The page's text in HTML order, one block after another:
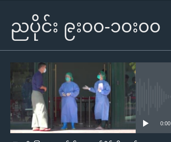
ညပိုင်း ၉း၀၀-၁၀း၀၀
0:00